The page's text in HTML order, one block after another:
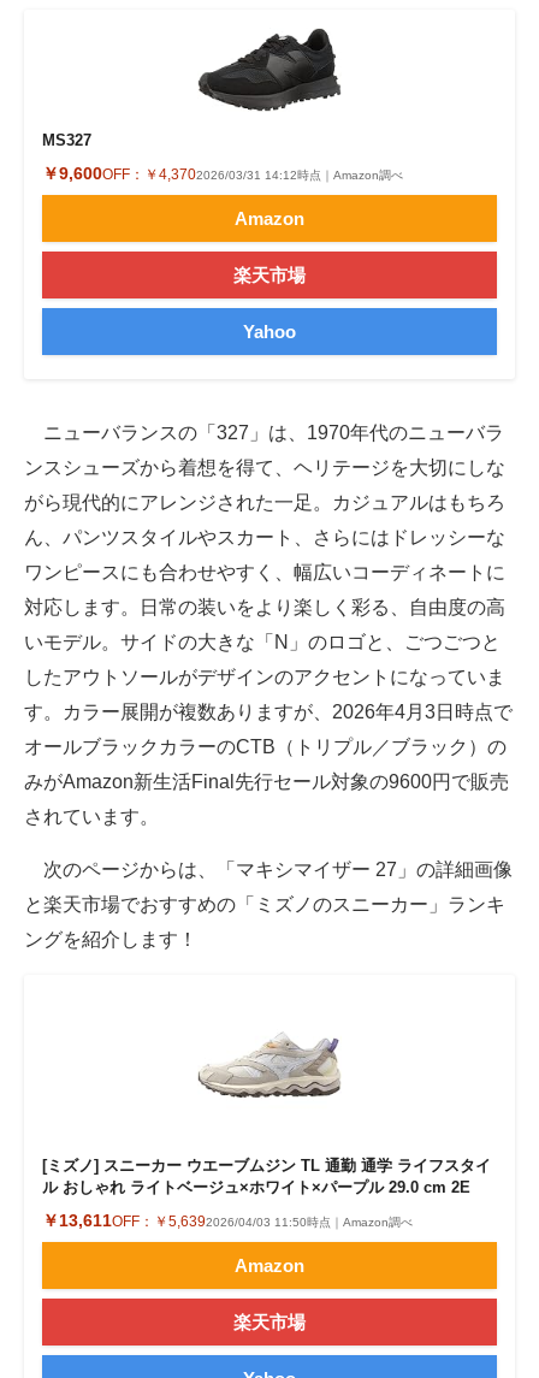
MS327
￥9,600OFF： ￥4,3702026/03/31 14:12時点｜Amazon調べ
Amazon
楽天市場
Yahoo
ニューバランスの「327」は、1970年代のニューバラ
ンスシューズから着想を得て、ヘリテージを大切にしな
がら現代的にアレンジされた一足。カジュアルはもちろ
ん、パンツスタイルやスカート、さらにはドレッシーな
ワンピースにも合わせやすく、幅広いコーディネートに
対応します。日常の装いをより楽しく彩る、自由度の高
いモデル。サイドの大きな「N」のロゴと、ごつごつと
したアウトソールがデザインのアクセントになっていま
す。カラー展開が複数ありますが、2026年4月3日時点で
オールブラックカラーのCTB（トリプル／ブラック）の
みがAmazon新生活Final先行セール対象の9600円で販売
されています。
次のページからは、「マキシマイザー 27」の詳細画像
と楽天市場でおすすめの「ミズノのスニーカー」ランキ
ングを紹介します！
[ミズノ] スニーカー ウエーブムジン TL 通勤 通学 ライフスタイ
ル おしゃれ ライトベージュ×ホワイト×パープル 29.0 cm 2E
￥13,611OFF： ￥5,6392026/04/03 11:50時点｜Amazon調べ
Amazon
楽天市場